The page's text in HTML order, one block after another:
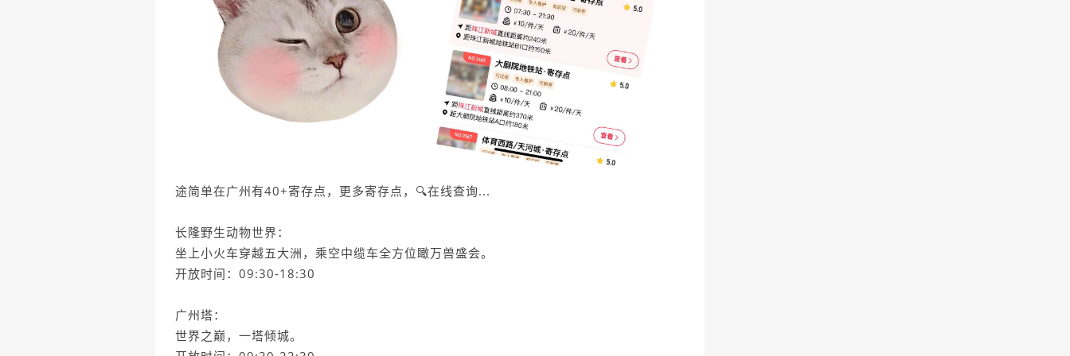
途简单在广州有40+寄存点，更多寄存点，🔍在线查询...
长隆野生动物世界：
坐上小火车穿越五大洲，乘空中缆车全方位瞰万兽盛会。
开放时间：09:30-18:30
广州塔：
世界之巅，一塔倾城。